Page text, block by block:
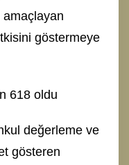
göstermeye
618 oldu
değerleme ve
gösteren